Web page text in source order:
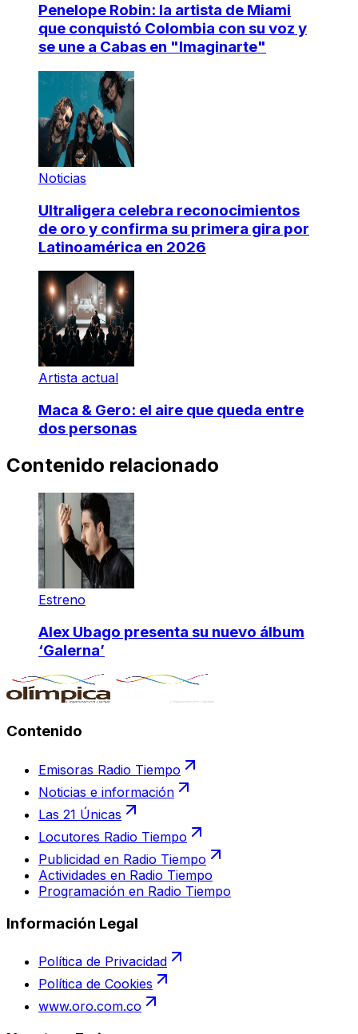
Penelope Robin: la artista de Miami
que conquistó Colombia con su voz y
se une a Cabas en "Imaginarte"
Noticias
Ultraligera celebra reconocimientos
de oro y confirma su primera gira por
Latinoamérica en 2026
Artista actual
Maca & Gero: el aire que queda entre
dos personas
Contenido relacionado
Estreno
Alex Ubago presenta su nuevo álbum
‘Galerna’
Contenido
Emisoras Radio Tiempo
Noticias e información
Las 21 Únicas
Locutores Radio Tiempo
Publicidad en Radio Tiempo
Actividades en Radio Tiempo
Programación en Radio Tiempo
Información Legal
Política de Privacidad
Política de Cookies
www.oro.com.co